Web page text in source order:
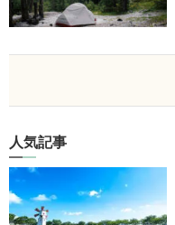
人気記事